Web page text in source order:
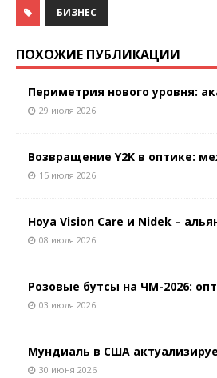
БИЗНЕС
ПОХОЖИЕ ПУБЛИКАЦИИ
Периметрия нового уровня:
29 июля 2026
Возвращение Y2K в оптике:
15 июля 2026
Hoya Vision Care и Nidek –
08 июля 2026
Розовые бутсы на ЧМ-2026:
03 июля 2026
Мундиаль в США
30 июня 2026